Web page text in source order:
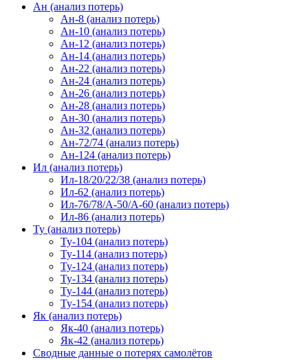
Ан (анализ потерь)
Ан-8 (анализ потерь)
Ан-10 (анализ потерь)
Ан-12 (анализ потерь)
Ан-14 (анализ потерь)
Ан-22 (анализ потерь)
Ан-24 (анализ потерь)
Ан-26 (анализ потерь)
Ан-28 (анализ потерь)
Ан-30 (анализ потерь)
Ан-32 (анализ потерь)
Ан-72/74 (анализ потерь)
Ан-124 (анализ потерь)
Ил (анализ потерь)
Ил-18/20/22/38 (анализ потерь)
Ил-62 (анализ потерь)
Ил-76/78/А-50/А-60 (анализ потерь)
Ил-86 (анализ потерь)
Ту (анализ потерь)
Ту-104 (анализ потерь)
Ту-114 (анализ потерь)
Ту-124 (анализ потерь)
Ту-134 (анализ потерь)
Ту-144 (анализ потерь)
Ту-154 (анализ потерь)
Як (анализ потерь)
Як-40 (анализ потерь)
Як-42 (анализ потерь)
Сводные данные о потерях самолётов